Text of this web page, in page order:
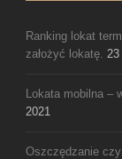
Ranking lokat
założyć lokatę. 23
Lokata mobilna –
2021
Oszczędzanie